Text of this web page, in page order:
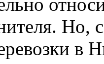
Но,
в